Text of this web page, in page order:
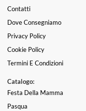
Contatti
Dove Consegniamo
Privacy Policy
Cookie Policy
Termini E Condizioni
Catalogo:
Festa Della Mamma
Pasqua